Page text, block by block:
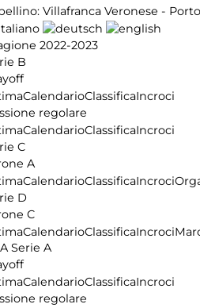
Villafranca Veronese -
2022-2023
B
CalendarioClassificaIncroci
regolare
CalendarioClassificaIncroci
C
A
CalendarioClassificaIncroci
D
C
CalendarioClassificaIncroci
Serie A
CalendarioClassificaIncroci
regolare